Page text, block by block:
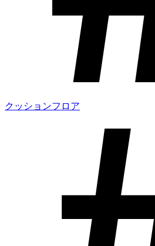
クッションフロア